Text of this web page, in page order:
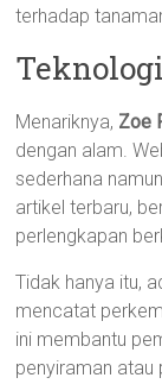
terhadap
Menariknya, Zoe
dengan alam.
sederhana
artikel terbaru,
perlengkapan
Tidak hanya itu,
mencatat
ini membantu
penyiraman atau